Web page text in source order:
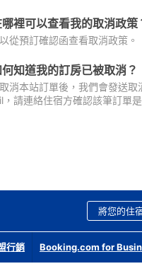
裡可以查看我的取消政策
從預訂確認函查看取消政策。
知道我的訂房已被取消？
消本站訂單後，我們會發送
，請連絡住宿方確認該筆訂單
將您的住
行銷 Booking.com for